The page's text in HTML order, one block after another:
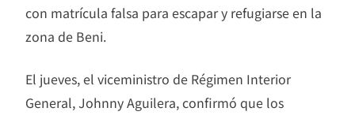
con matrícula falsa para escapar y refugiarse en la
zona de Beni.
El jueves, el viceministro de Régimen Interior
General, Johnny Aguilera, confirmó que los